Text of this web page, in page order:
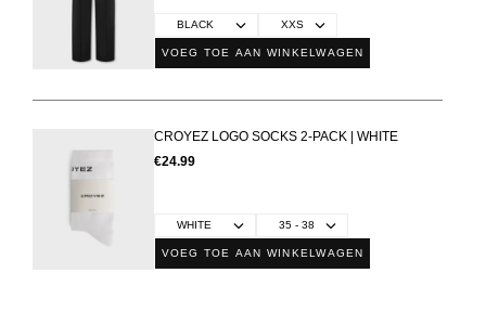
VOEG TOE AAN WINKELWAGEN
CROYEZ LOGO SOCKS 2-PACK | WHITE
€24.99
VOEG TOE AAN WINKELWAGEN